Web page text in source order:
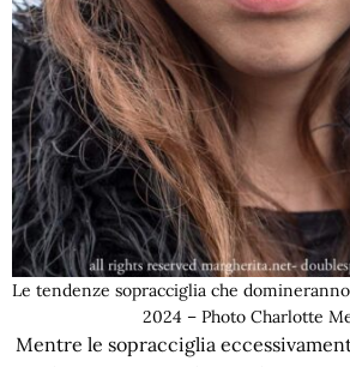
Le tendenze sopracciglia che
2024 – Photo Charlotte
Mentre le sopracciglia